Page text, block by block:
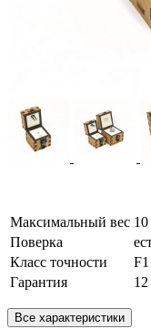
Максимальный вес 10
Поверка
Класс точности
F1
Гарантия
Все характеристики